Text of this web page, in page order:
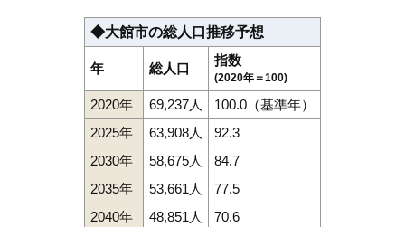
◆大館市の総人口推移予想
年 総人口
指数
(2020年＝100)
2020年 69,237人
100.0（基準年）
2025年
63,908人
92.3
2030年
58,675人
84.7
2035年
53,661人
77.5
2040年
48,851人
70.6